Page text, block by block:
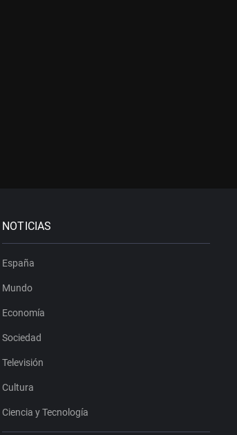
NOTICIAS
España
Mundo
Economía
Sociedad
Televisión
Cultura
Ciencia y Tecnología